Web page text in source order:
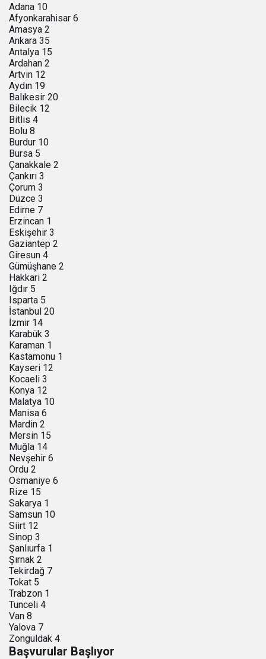
Adana 10
Afyonkarahisar 6
Amasya 2
Ankara 35
Antalya 15
Ardahan 2
Artvin 12
Aydın 19
Balıkesir 20
Bilecik 12
Bitlis 4
Bolu 8
Burdur 10
Bursa 5
Çanakkale 2
Çankırı 3
Çorum 3
Düzce 3
Edirne 7
Erzincan 1
Eskişehir 3
Gaziantep 2
Giresun 4
Gümüşhane 2
Hakkari 2
Iğdır 5
Isparta 5
İstanbul 20
İzmir 14
Karabük 3
Karaman 1
Kastamonu 1
Kayseri 12
Kocaeli 3
Konya 12
Malatya 10
Manisa 6
Mardin 2
Mersin 15
Muğla 14
Nevşehir 6
Ordu 2
Osmaniye 6
Rize 15
Sakarya 1
Samsun 10
Siirt 12
Sinop 3
Şanlıurfa 1
Şırnak 2
Tekirdağ 7
Tokat 5
Trabzon 1
Tunceli 4
Van 8
Yalova 7
Zonguldak 4
Başvurular Başlıyor